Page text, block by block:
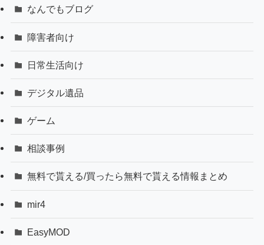
なんでもブログ
障害者向け
日常生活向け
デジタル遺品
ゲーム
相談事例
無料で貰える/買ったら無料で貰える情報まとめ
mir4
EasyMOD